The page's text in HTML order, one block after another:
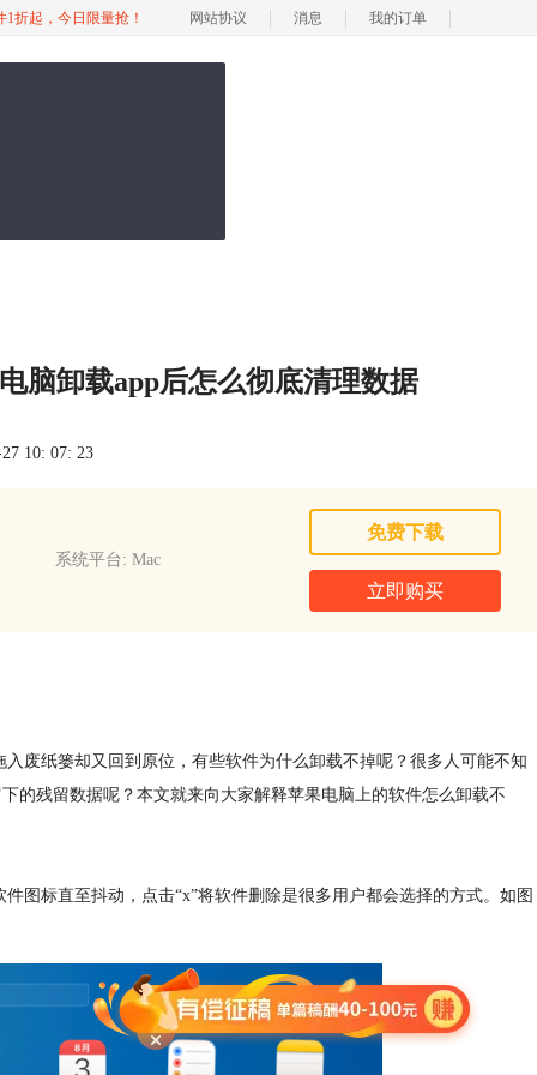
折起，今日限量抢！ 网站协议 消息 我的订单
脑卸载app后怎么彻底清理数据
10: 07: 23
系统平台: Mac
免费下载
立即购买
纸篓却又回到原位，有些软件为什么卸载不掉呢？很多人可能不知
的残留数据呢？本文就来向大家解释苹果电脑上的软件怎么卸载不
标直至抖动，点击“x”将软件删除是很多用户都会选择的方式。如图